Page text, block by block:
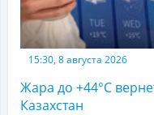
15:30, 8 августа 2026
Жара до +44°С
Казахстан